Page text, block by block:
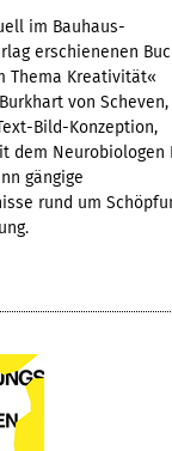
im Bauhaus-
erschienenen
Thema Kreativität«
von Scheven,
Bild-Konzeption,
dem Neurobiologen
gängige
rund um